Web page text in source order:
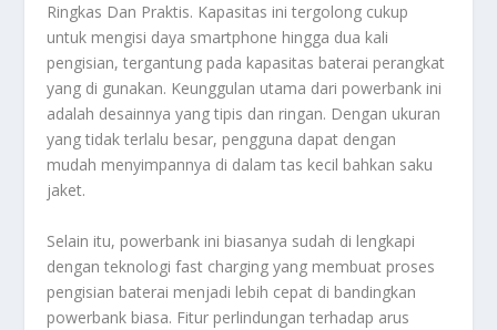
Ringkas Dan Praktis. Kapasitas ini tergolong cukup
untuk mengisi daya smartphone hingga dua kali
pengisian, tergantung pada kapasitas baterai perangkat
yang di gunakan. Keunggulan utama dari powerbank ini
adalah desainnya yang tipis dan ringan. Dengan ukuran
yang tidak terlalu besar, pengguna dapat dengan
mudah menyimpannya di dalam tas kecil bahkan saku
jaket.
Selain itu, powerbank ini biasanya sudah di lengkapi
dengan teknologi fast charging yang membuat proses
pengisian baterai menjadi lebih cepat di bandingkan
powerbank biasa. Fitur perlindungan terhadap arus